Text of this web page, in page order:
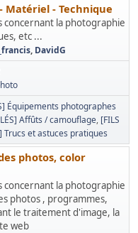
- Technique
concernant la photographie
etc ...
, DavidG
Équipements photographes
Affûts / camouflage [FILS
Trucs et astuces pratiques
photos, color
concernant la photographie
photos , programmes,
le traitement d'image, la
web